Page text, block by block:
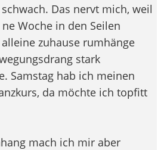
Das nervt mich, weil
Woche in den Seilen
zuhause rumhänge
stark
Samstag hab ich meinen
da möchte ich topfitt
mach ich mir aber